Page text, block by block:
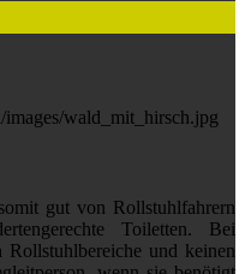
gut von Rollstuhlfahrern
Toiletten. Bei
Rollstuhlbereiche und keinen